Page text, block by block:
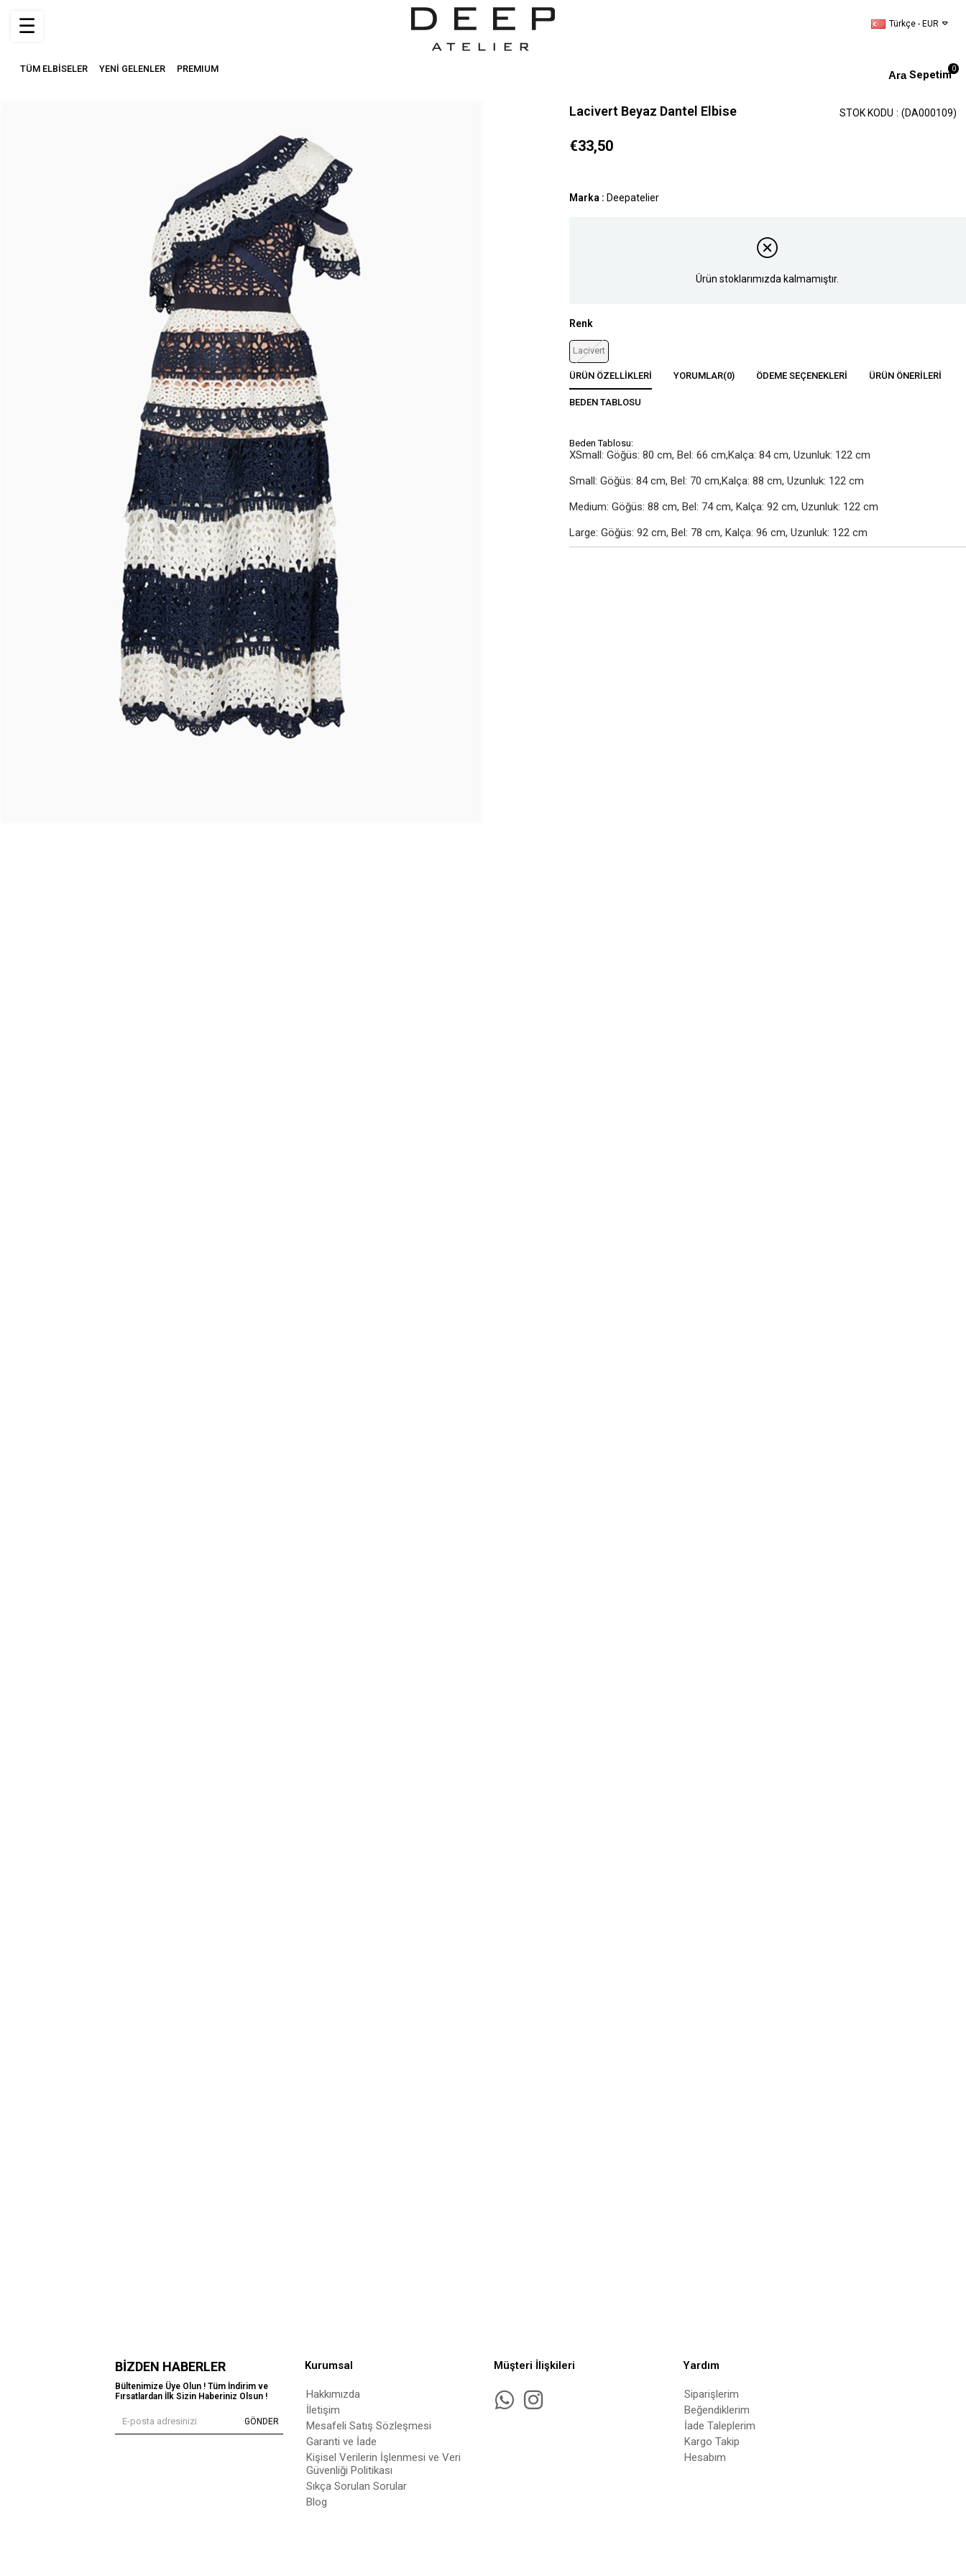
Türkçe - EUR
Sepetim0
TÜM ELBİSELER YENİ GELENLER PREMIUM
☰
Lacivert Beyaz Dantel Elbise (DA000109)
STOK KODU
€33,50
Marka : Deepatelier
Ürün stoklarımızda kalmamıştır.
Renk
Lacivert
ÜRÜN ÖZELLIKLERI YORUMLAR(0) ÖDEME SEÇENEKLERI ÜRÜN ÖNERILERI
BEDEN TABLOSU
Beden Tablosu:
XSmall: Göğüs: 80 cm, Bel: 66 cm,Kalça: 84 cm, Uzunluk: 122 cm
Small: Göğüs: 84 cm, Bel: 70 cm,Kalça: 88 cm, Uzunluk: 122 cm
Medium: Göğüs: 88 cm, Bel: 74 cm, Kalça: 92 cm, Uzunluk: 122 cm
Large: Göğüs: 92 cm, Bel: 78 cm, Kalça: 96 cm, Uzunluk: 122 cm
BIZDEN HABERLER
Bültenimize Üye Olun ! Tüm İndirim ve
Fırsatlardan İlk Sizin Haberiniz Olsun !
GÖNDER
Kurumsal
Hakkımızda
İletişim
Mesafeli Satış Sözleşmesi
Garanti ve İade
Kişisel Verilerin İşlenmesi ve Veri
Güvenliği Politikası
Sıkça Sorulan Sorular
Blog
Müşteri İlişkileri Yardım
Siparişlerim
Beğendiklerim
İade Taleplerim
Kargo Takip
Hesabım